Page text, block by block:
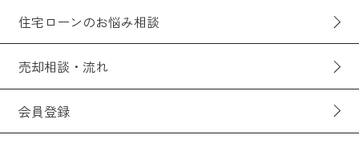
住宅ローンのお悩み相談
売却相談・流れ
会員登録